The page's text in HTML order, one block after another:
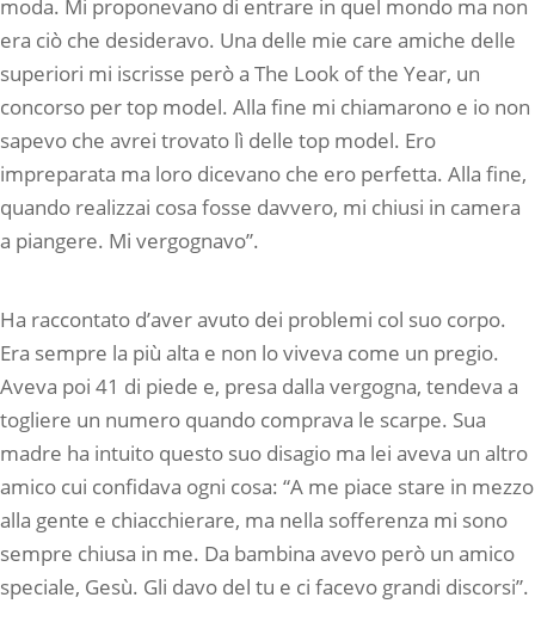
moda. Mi proponevano di entrare in quel mondo ma non
era ciò che desideravo. Una delle mie care amiche delle
superiori mi iscrisse però a The Look of the Year, un
concorso per top model. Alla fine mi chiamarono e io non
sapevo che avrei trovato lì delle top model. Ero
impreparata ma loro dicevano che ero perfetta. Alla fine,
quando realizzai cosa fosse davvero, mi chiusi in camera
a piangere. Mi vergognavo”.
Ha raccontato d’aver avuto dei problemi col suo corpo.
Era sempre la più alta e non lo viveva come un pregio.
Aveva poi 41 di piede e, presa dalla vergogna, tendeva a
togliere un numero quando comprava le scarpe. Sua
madre ha intuito questo suo disagio ma lei aveva un altro
amico cui confidava ogni cosa: “A me piace stare in mezzo
alla gente e chiacchierare, ma nella sofferenza mi sono
sempre chiusa in me. Da bambina avevo però un amico
speciale, Gesù. Gli davo del tu e ci facevo grandi discorsi”.